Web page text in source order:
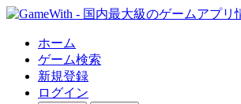
ホーム
ゲーム検索
新規登録
ログイン